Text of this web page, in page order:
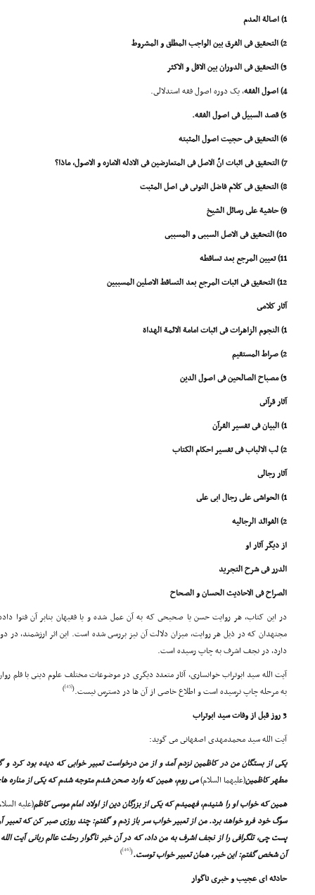
1) اصالة العدم
2) التحقیق فى الفرق بین الواجب المطلق و المشروط
3) التحقیق فى الدوران بین الاقل و الاکثر
4) اصول الفقه
، یک دوره اصول فقه استدلالى.
5) قصد السبیل فى اصول الفقه.
6) التحقیق فى حجیت اصول المثبته
7) التحقیق فى اثبات انّ الاصل فى المتعارضین فى الادله الاماره و الاصول، ماذا؟
8) التحقیق فى کلام فاضل التونى فى اصل المثبت
9) حاشیة على رسائل الشیخ
10) التحقیق فى الاصل السببى و المسببى
11) تعیین المرجع بعد تساقطه
12) التحقیق فى اثبات المرجع بعد التساقط الاصلین المسببین
آثار کلامى
1) النجوم الزاهرات فى اثبات امامة الائمة الهداة
2) صراط المستقیم
3) مصباح الصالحین فى اصول الدین
آثار قرآنى
1) البیان فى تفسیر القرآن
2) لب الالباب فى تفسیر احکام الکتاب
آثار رجالى
1) الحواشى على رجال ابى على
2) الفوائد الرجالیه
از دیگر آثار او
الدرر فى شرح التجرید
الصراح فى الاحادیث الحسان و الصحاح
در این کتاب، هر روایت حسن یا صحیحى که به آن عمل شده و یا فقیهان بنابر آن فتوا
مجتهدان که در ذیل هر روایت، میزان دلالت آن نیز بررسى شده است. این اثر ارزشمند، در
دارد، در نجف اشرف به چاپ رسیده است.
آیت الله سید ابوتراب خوانسارى، آثار متعدد دیگرى در موضوعات مختلف علوم دینى با قلم
به مرحله چاپ نرسیده است و اطلاع خاصى از آن ها در دسترس نیست.(
[45]
)
3 روز قبل از وفات سید ابوتراب
آیت الله سید محمدمهدى اصفهانى مى گوید:
یکى از بستگان من در کاظمین نزدم آمد و از من درخواست تعبیر خوابى که دیده بود
مطهر کاظمین(علیهما السلام)مى روم، همین که وارد صحن شدم متوجه شدم که یکى از مناره
همین که خواب او را شنیدم، فهمیدم که یکى از بزرگان دین از اولاد امام موسى کاظم(علیه
سوگ خود فرو خواهد برد. من از تعبیر خواب سر باز زدم و گفتم: چند روزى صبر کن که
پست چى، تلگرافى را از نجف اشرف به من داد، که در آن خبر ناگوار رحلت عالم ربانى آیت
آن شخص گفتم: این خبر، همان تعبیر خواب توست.(
[46]
)
حادثه اى عجیب و خبرى ناگوار